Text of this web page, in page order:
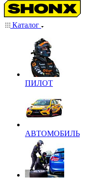
Каталог
ПИЛОТ
АВТОМОБИЛЬ